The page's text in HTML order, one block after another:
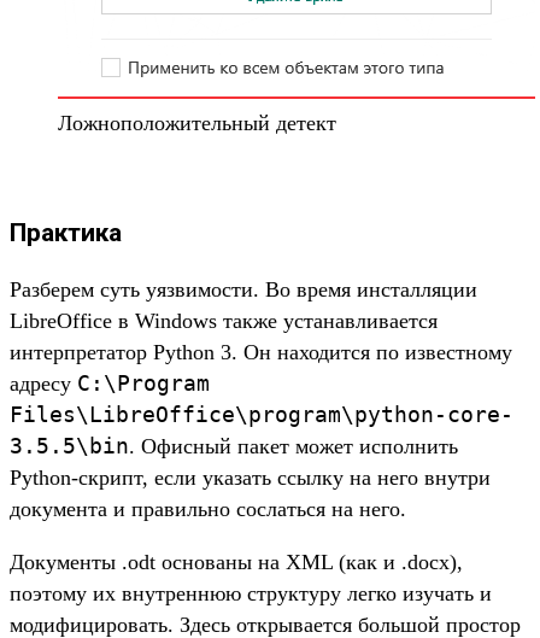
Ложноположительный детект
Практика
Разберем суть уязвимости. Во время инсталляции
LibreOffice в Windows также устанавливается
интерпретатор Python 3. Он находится по известному
адресу C:\Program
Files\LibreOffice\program\python-core-
3.5.5\bin. Офисный пакет может исполнить
Python-скрипт, если указать ссылку на него внутри
документа и правильно сослаться на него.
Документы .odt основаны на XML (как и .docx),
поэтому их внутреннюю структуру легко изучать и
модифицировать. Здесь открывается большой простор